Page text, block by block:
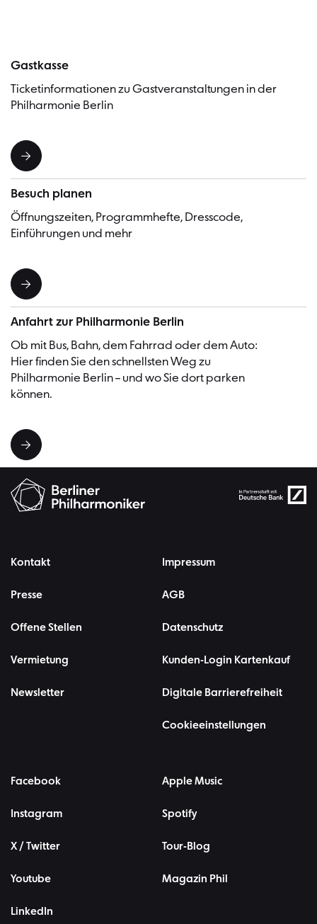
Gastkasse
Ticketinformationen zu Gastveranstaltungen in der
Philharmonie Berlin
Besuch planen
Öffnungszeiten, Programmhefte, Dresscode,
Einführungen und mehr
Anfahrt zur Philharmonie Berlin
Ob mit Bus, Bahn, dem Fahrrad oder dem Auto:
Hier finden Sie den schnellsten Weg zu
Philharmonie Berlin – und wo Sie dort parken
können.
Kontakt
Presse
Offene Stellen
Vermietung
Newsletter
Impressum
AGB
Datenschutz
Kunden-Login Kartenkauf
Digitale Barrierefreiheit
Cookieeinstellungen
Facebook
Instagram
X / Twitter
Youtube
LinkedIn
Apple Music
Spotify
Tour-Blog
Magazin Phil